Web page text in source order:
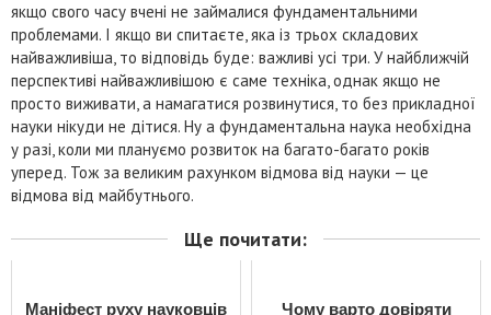
якщо свого часу вчені не займалися фундаментальними
проблемами. І якщо ви спитаєте, яка із трьох складових
найважливіша, то відповідь буде: важливі усі три. У найближчій
перспективі найважливішою є саме техніка, однак якщо не
просто виживати, а намагатися розвинутися, то без прикладної
науки нікуди не дітися. Ну а фундаментальна наука необхідна
у разі, коли ми плануємо розвиток на багато-багато років
уперед. Тож за великим рахунком відмова від науки — це
відмова від майбутнього.
Ще почитати:
Маніфест руху науковців Чому варто довіряти